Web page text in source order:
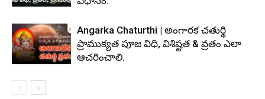
Angarka Chaturthi | అంగారక చతుర్థి
ప్రాముక్యత పూజ విధి, విశిష్టత & వ్రతం ఎలా
ఆచరించాలి.